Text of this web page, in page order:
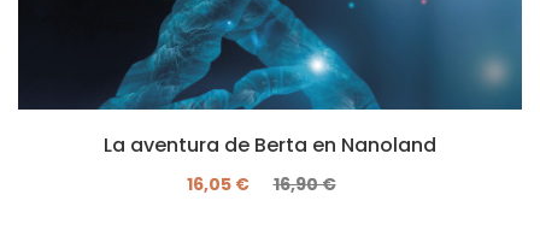
La aventura de Berta en Nanoland
16,05 € 16,90 €